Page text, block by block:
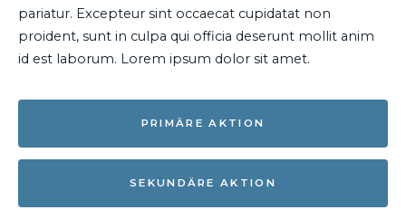
pariatur. Excepteur sint occaecat cupidatat non
proident, sunt in culpa qui officia deserunt mollit anim
id est laborum. Lorem ipsum dolor sit amet.
PRIMÄRE AKTION
SEKUNDÄRE AKTION